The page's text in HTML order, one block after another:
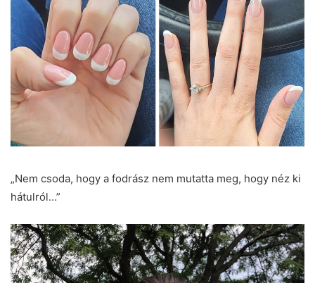
„Nem csoda, hogy a fodrász nem mutatta meg, hogy néz ki
hátulról…”